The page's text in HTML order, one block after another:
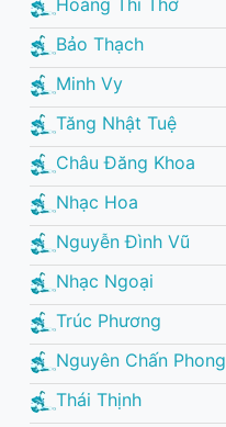
Hoàng Thi Thơ
Bảo Thạch
Minh Vy
Tăng Nhật Tuệ
Châu Đăng Khoa
Nhạc Hoa
Nguyễn Đình Vũ
Nhạc Ngoại
Trúc Phương
Nguyên Chấn Phong
Thái Thịnh